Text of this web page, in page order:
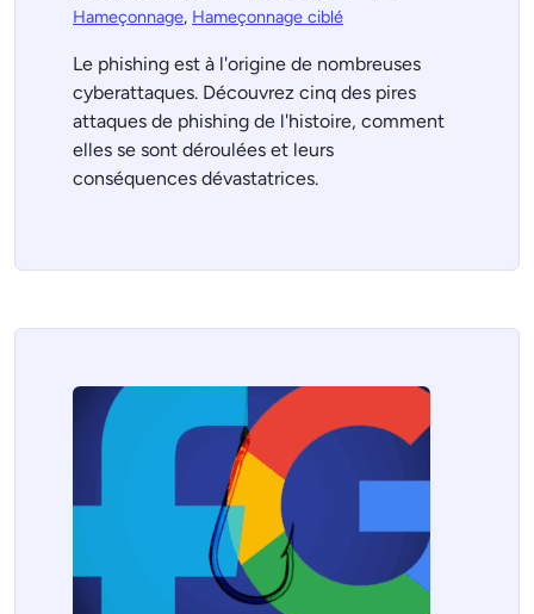
Hameçonnage, Hameçonnage ciblé
Le phishing est à l'origine de nombreuses
cyberattaques. Découvrez cinq des pires
attaques de phishing de l'histoire, comment
elles se sont déroulées et leurs
conséquences dévastatrices.